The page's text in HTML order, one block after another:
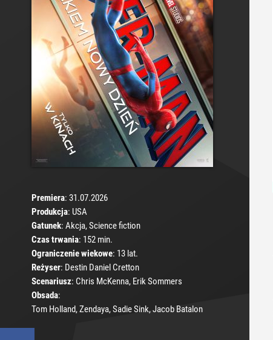
Premiera: 31.07.2026
Produkcja: USA
Gatunek: Akcja, Science fiction
Czas trwania: 152 min.
Ograniczenie wiekowe: 13 lat.
Reżyser: Destin Daniel Cretton
Scenariusz: Chris McKenna, Erik Sommers
Obsada:
Tom Holland, Zendaya, Sadie Sink, Jacob Batalon